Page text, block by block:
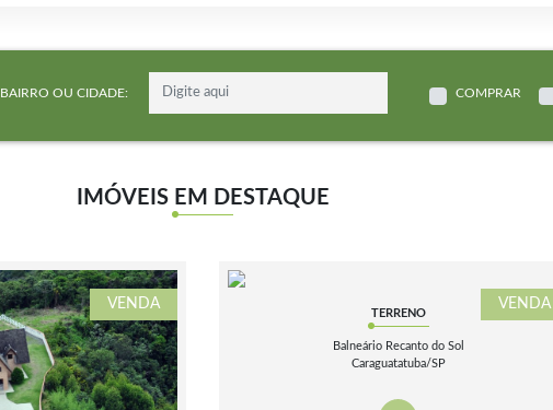
BAIRRO OU CIDADE: COMPRAR
IMÓVEIS EM DESTAQUE
VENDA VENDA
TERRENO
Balneário Recanto do Sol
Caraguatatuba/SP